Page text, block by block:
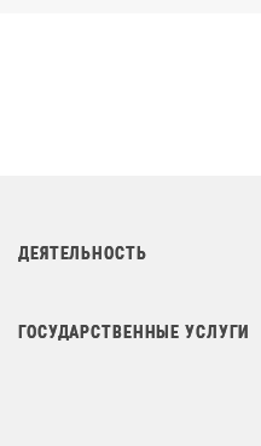
ДЕЯТЕЛЬНОСТЬ
ГОСУДАРСТВЕННЫЕ УСЛУГИ